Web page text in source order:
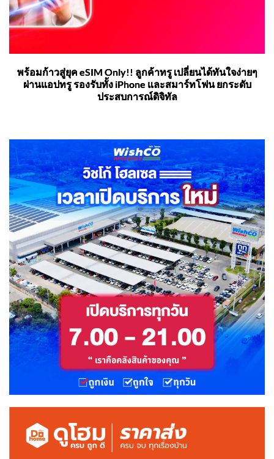
พร้อมก้าวสู่ยุค eSIM Only!! ลูกค้าทรู เปลี่ยนได้ทันใจง่ายๆ
ผ่านแอปทรู รองรับทั้ง iPhone และสมาร์ทโฟน ยกระดับ
ประสบการณ์ดิจิทัล